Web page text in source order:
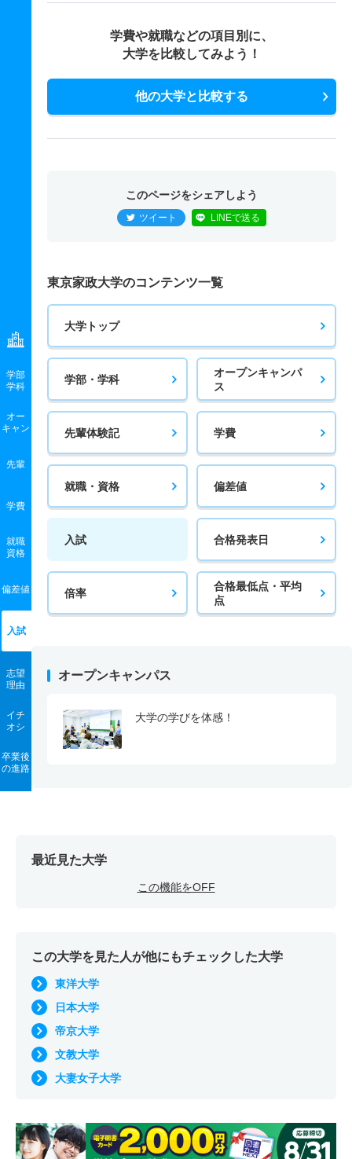
学部
学科
オー
キャン
先輩
学費
就職
資格
偏差値
入試
志望
理由
イチ
オシ
卒業後
の進路
学費や就職などの項目別に、
大学を比較してみよう！
他の大学と比較する
このページをシェアしよう
ツイート LINEで送る
東京家政大学のコンテンツ一覧
大学トップ
学部・学科
オープンキャンパ
ス
先輩体験記 学費
就職・資格 偏差値
入試 合格発表日
倍率
合格最低点・平均
点
オープンキャンパス
大学の学びを体感！
最近見た大学
この機能をOFF
この大学を見た人が他にもチェックした大学
東洋大学
日本大学
帝京大学
文教大学
大妻女子大学